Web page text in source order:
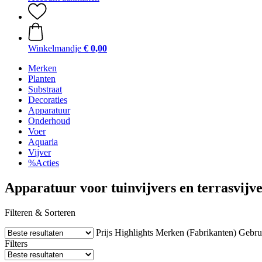
Winkelmandje € 0,00
Merken
Planten
Substraat
Decoraties
Apparatuur
Onderhoud
Voer
Aquaria
Vijver
%Acties
Apparatuur voor tuinvijvers en
Filteren & Sorteren
Prijs Highlights Merken (Fabrikanten)
Filters